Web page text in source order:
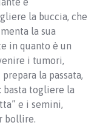
la buccia, che
la sua
in quanto è un
i tumori,
la passata,
basta togliere la
e i semini,
bollire.